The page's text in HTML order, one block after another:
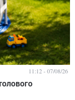
11:12 - 07/08/26